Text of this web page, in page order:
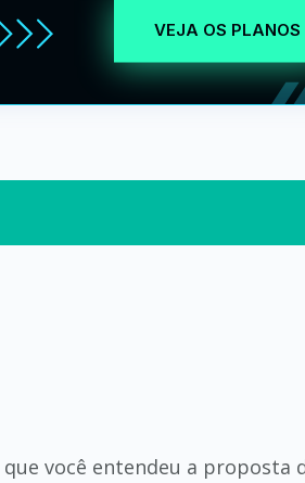
VEJA OS PLANOS
você entendeu a proposta